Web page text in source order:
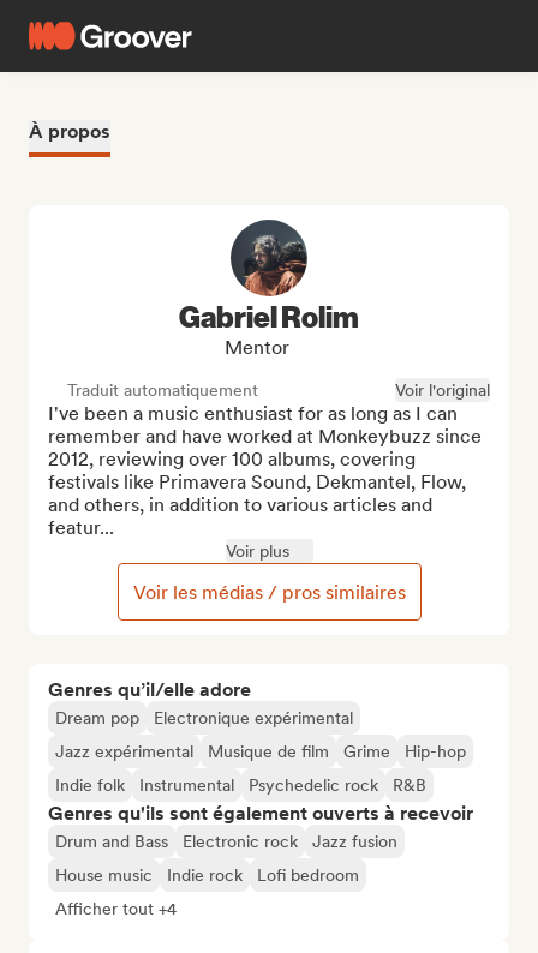
À propos
Genres qu’il/elle adore
Dream pop
Electronique expérimental
Jazz expérimental
Musique de film Grime
Hip-hop
Indie folk
Instrumental Psychedelic rock R&B
Genres qu'ils sont également ouverts à recevoir
Drum and Bass Electronic rock
Jazz fusion
House music
Indie rock
Lofi bedroom
Afficher tout +4
Gabriel Rolim
Mentor
Traduit automatiquement Voir l'original
I've been a music enthusiast for as long as I can
remember and have worked at Monkeybuzz since
2012, reviewing over 100 albums, covering
festivals like Primavera Sound, Dekmantel, Flow,
and others, in addition to various articles and
featur...
Voir plus
Voir les médias / pros similaires